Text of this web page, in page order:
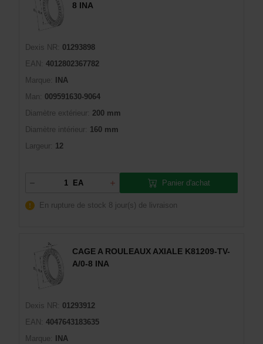
8 INA
Dexis NR:
01293898
EAN:
4012802367782
Marque:
INA
Man:
009591630-9064
Diamètre extérieur: 200 mm
Diamètre intérieur: 160 mm
Largeur: 12
EA Panier d'achat
En rupture de stock 8 jour(s) de livraison
CAGE A ROULEAUX AXIALE K81209-TV-
A/0-8 INA
Dexis NR:
01293912
EAN:
4047643183635
Marque:
INA